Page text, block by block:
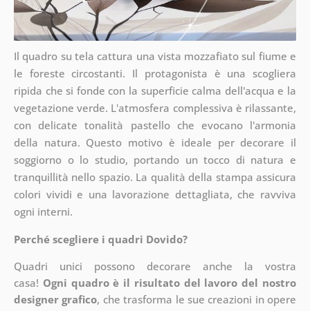
Il quadro su tela cattura una vista mozzafiato sul fiume e
le foreste circostanti. Il protagonista è una scogliera
ripida che si fonde con la superficie calma dell'acqua e la
vegetazione verde. L'atmosfera complessiva è rilassante,
con delicate tonalità pastello che evocano l'armonia
della natura. Questo motivo è ideale per decorare il
soggiorno o lo studio, portando un tocco di natura e
tranquillità nello spazio. La qualità della stampa assicura
colori vividi e una lavorazione dettagliata, che ravviva
ogni interni.
Perché scegliere i quadri Dovido?
Quadri unici possono decorare anche la vostra
casa! Ogni quadro è il risultato del lavoro del nostro
designer grafico, chetrasforma le sue creazioni in opere